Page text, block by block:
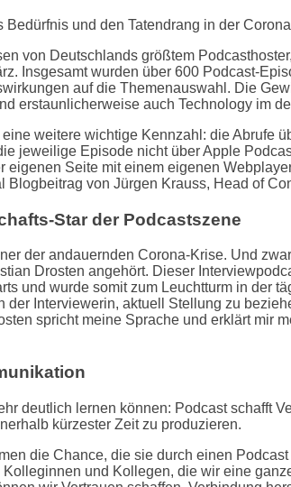
und den Tatendrang in der
von Deutschlands größtem
Insgesamt wurden über 600 Podcast-
auf die Themenauswahl. Die
erstaunlicherweise auch Technology im
weitere wichtige Kennzahl: die Abrufe
jeweilige Episode nicht über Apple
eigenen Seite mit einem eigenen
Blogbeitrag von Jürgen Krauss, Head of
Star der Podcastszene
der andauernden Corona-Krise. Und
Drosten angehört. Dieser
und wurde somit zum Leuchtturm in der
der Interviewerin, aktuell Stellung zu
spricht meine Sprache und erklärt mir
deutlich lernen können: Podcast schafft
kürzester Zeit zu produzieren.
die Chance, die sie durch einen
und Kollegen, die wir eine